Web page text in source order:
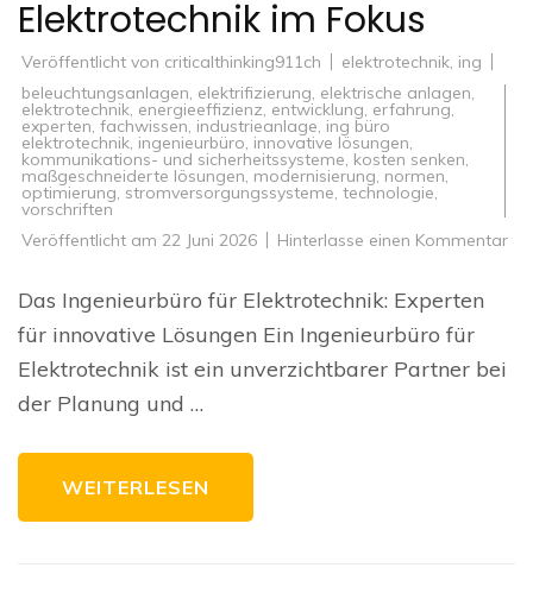
Elektrotechnik im Fokus
Veröffentlicht von criticalthinking911ch elektrotechnik, ing
beleuchtungsanlagen, elektrifizierung, elektrische anlagen,
elektrotechnik, energieeffizienz, entwicklung, erfahrung,
experten, fachwissen, industrieanlage, ing büro
elektrotechnik, ingenieurbüro, innovative lösungen,
kommunikations- und sicherheitssysteme, kosten senken,
maßgeschneiderte lösungen, modernisierung, normen,
optimierung, stromversorgungssysteme, technologie,
vorschriften
Veröffentlicht am 22 Juni 2026 Hinterlasse einen Kommentarzu
Das Ingenieurbüro für Elektrotechnik: Experten
für innovative Lösungen Ein Ingenieurbüro für
Elektrotechnik ist ein unverzichtbarer Partner bei
der Planung und …
WEITERLESEN